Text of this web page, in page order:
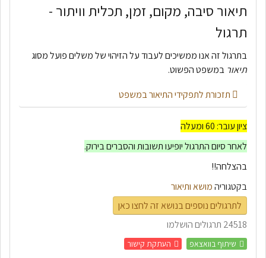
תיאור סיבה, מקום, זמן, תכלית וויתור -
תרגול
בתרגול זה אנו ממשיכים לעבוד על הזיהוי של משלים פועל מסוג
תיאור במשפט הפשוט.
תזכורת לתפקידי התיאור במשפט
נשתמש בשאלות הבאות כדי לזהות את התיאור במשפט.
מדוע? = תיאור סיבה
מתי? = תיאור זמן
היכן? לאן ? = תיאור מקום
בשביל מה? = תיאור תכלית
איך? כמה ? = תיאור אופן
למרות מה? = תיאור וויתור
ציון עובר: 60 ומעלה
לאחר סיום התרגול יופיעו תשובות והסברים בירוק.
בהצלחה!!
בקטגוריהמושא ותיאור
לתרגולים נוספים בנושא זה לחצו כאן
24518 תרגולים הושלמו
שיתוף בוואצאפ העתקת קישור